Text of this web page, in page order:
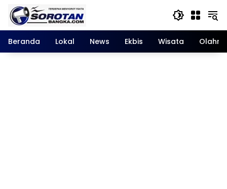
Langsung
konten
Beranda
Lokal News Ekbis Wisata